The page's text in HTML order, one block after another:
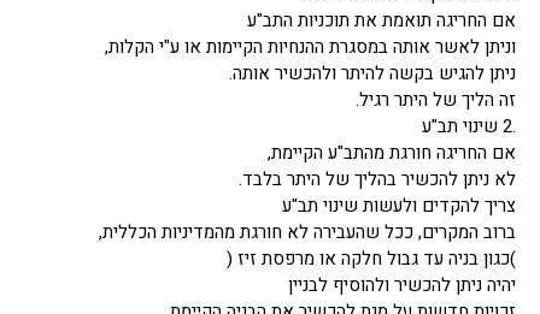
אם החריגה תואמת את תוכניות התב"ע
וניתן לאשר אותה במסגרת ההנחיות הקיימות או ע"י הקלות,
ניתן להגיש בקשה להיתר ולהכשיר אותה.
זה הליך של היתר רגיל.
אם החריגה חורגת מהתב"ע הקיימת,
לא ניתן להכשיר בהליך של היתר בלבד.
צריך להקדים ולעשות שינוי תב"ע
ברוב המקרים, ככל שהעבירה לא חורגת מהמדיניות הכללית,
)כגון בניה עד גבול חלקה או מרפסת זיז (
יהיה ניתן להכשיר ולהוסיף לבניין